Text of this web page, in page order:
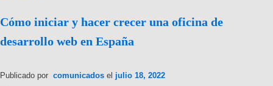
Cómo iniciar y hacer crecer una oficina de
desarrollo web en España
Publicado por comunicados el julio 18, 2022